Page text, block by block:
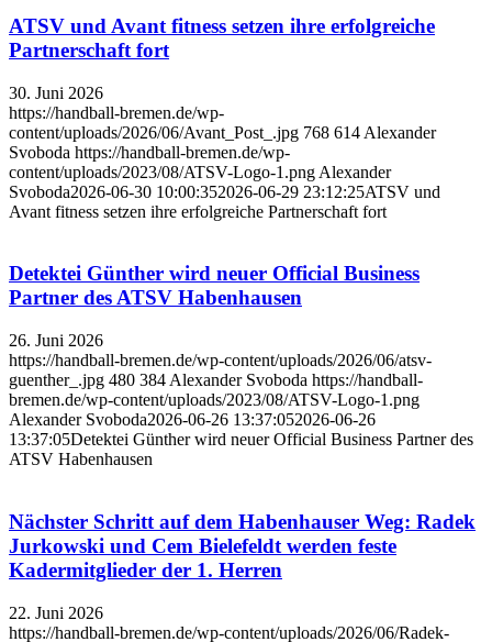
ATSV und Avant fitness setzen ihre erfolgreiche
Partnerschaft fort
30. Juni 2026
https://handball-bremen.de/wp-
content/uploads/2026/06/Avant_Post_.jpg 768 614 Alexander
Svoboda https://handball-bremen.de/wp-
content/uploads/2023/08/ATSV-Logo-1.png Alexander
Svoboda2026-06-30 10:00:352026-06-29 23:12:25ATSV und
Avant fitness setzen ihre erfolgreiche Partnerschaft fort
Detektei Günther wird neuer Official Business
Partner des ATSV Habenhausen
26. Juni 2026
https://handball-bremen.de/wp-content/uploads/2026/06/atsv-
guenther_.jpg 480 384 Alexander Svoboda https://handball-
bremen.de/wp-content/uploads/2023/08/ATSV-Logo-1.png
Alexander Svoboda2026-06-26 13:37:052026-06-26
13:37:05Detektei Günther wird neuer Official Business Partner des
ATSV Habenhausen
Nächster Schritt auf dem Habenhauser Weg: Radek
Jurkowski und Cem Bielefeldt werden feste
Kadermitglieder der 1. Herren
22. Juni 2026
https://handball-bremen.de/wp-content/uploads/2026/06/Radek-